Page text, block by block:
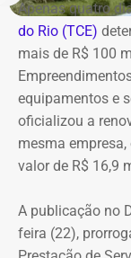
A empresa
blindados em
pela locação dos
GSI.
Os veículos
Suprimentos
contrato foi
Locação de
Apenas quatro
do Rio (TCE)
mais de R$ 100
equipamentos e
oficializou a
mesma
valor de R$ 16,9
A publicação no
feira (22),